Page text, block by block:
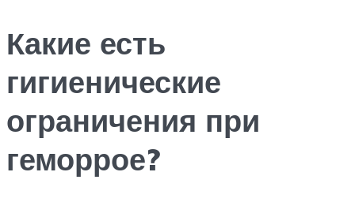
Какие есть
гигиенические
ограничения при
геморрое?